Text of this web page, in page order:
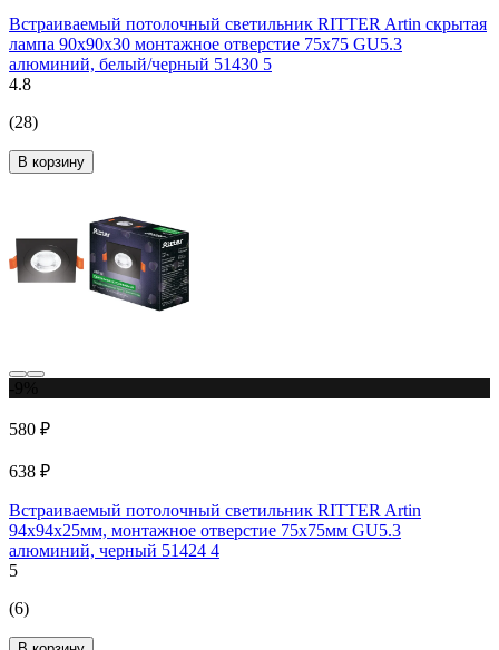
Встраиваемый потолочный светильник RITTER Artin скрытая
лампа 90x90x30 монтажное отверстие 75x75 GU5.3
алюминий, белый/черный 51430 5
4.8
(28)
В корзину
580 ₽
638 ₽
Встраиваемый потолочный светильник RITTER Artin
94x94x25мм, монтажное отверстие 75x75мм GU5.3
алюминий, черный 51424 4
5
(6)